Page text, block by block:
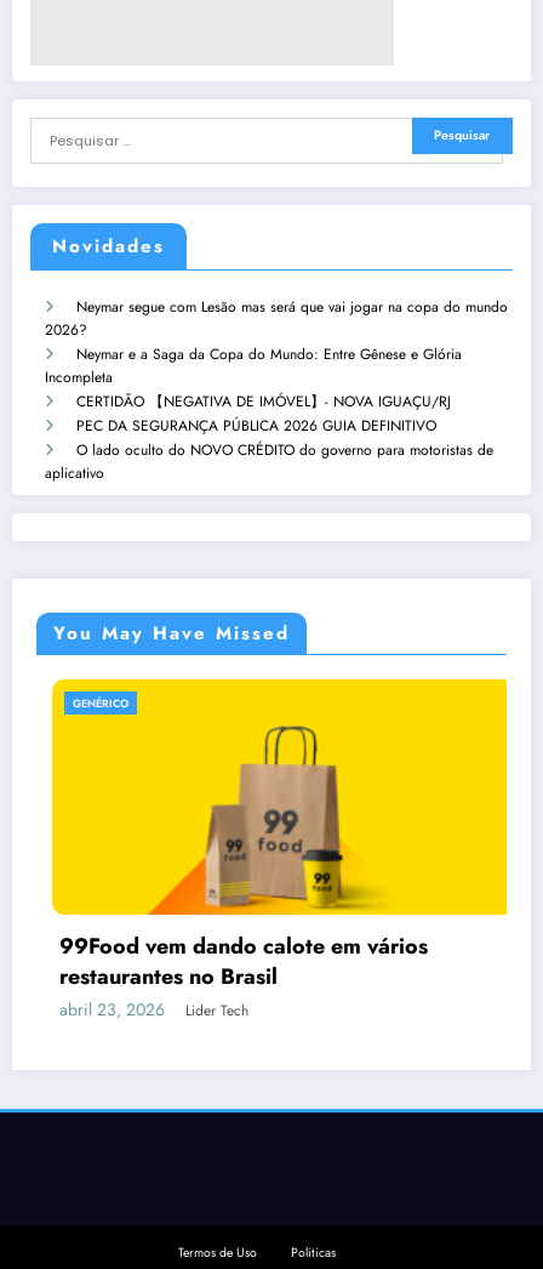
Novidades
Neymar segue com Lesão mas será que vai jogar na copa do mundo
2026?
Neymar e a Saga da Copa do Mundo: Entre Gênese e Glória
Incompleta
CERTIDÃO 【NEGATIVA DE IMÓVEL】- NOVA IGUAÇU/RJ
PEC DA SEGURANÇA PÚBLICA 2026 GUIA DEFINITIVO
O lado oculto do NOVO CRÉDITO do governo para motoristas de
aplicativo
You May Have Missed
vem dando calote em vários
no Brasil
2026 Lider Tech
março